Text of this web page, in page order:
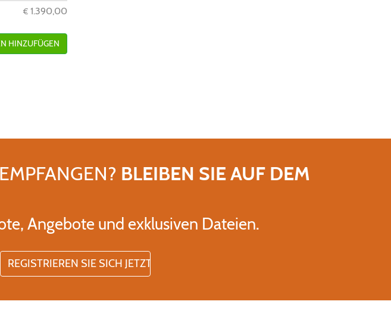
€1.390,00
HINZUFÜGEN
BLEIBEN SIE AUF DEM
Angebote und exklusiven Dateien.